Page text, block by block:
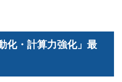
化・計算力強化」最